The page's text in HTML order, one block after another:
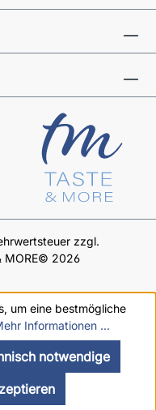
zzgl.
MORE© 2026
um eine bestmögliche
Informationen ...
notwendige